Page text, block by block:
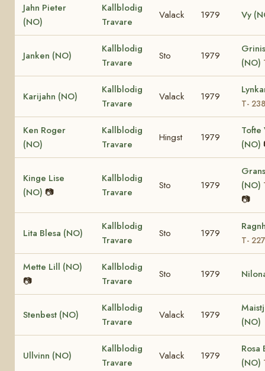
Jahn Pieter
(NO)
Kallblodig
Travare
Valack 1979 Vy
Janken (NO)
Kallblodig
Travare
Sto 1979
(NO)
Karijahn (NO)
Kallblodig
Travare
Valack 1979
T-
Ken Roger
(NO)
Kallblodig
Travare
Hingst 1979
Tofte
(NO)
Kinge Lise
(NO) 📷
Kallblodig
Travare
Sto 1979
(NO)
📷
Lita Blesa (NO)
Kallblodig
Travare
Sto 1979
T-
Mette Lill (NO)
📷
Kallblodig
Travare
Sto 1979
Stenbest (NO)
Kallblodig
Travare
Valack 1979
(NO)
Ullvinn (NO)
Kallblodig
Travare
Valack 1979
Rosa
(NO)